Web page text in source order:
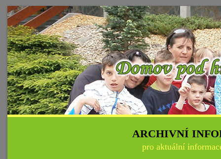
ARCHIVNÍ
pro aktuální